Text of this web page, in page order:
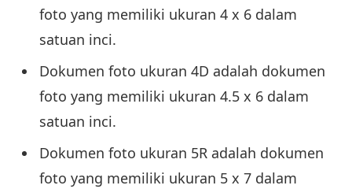
foto yang memiliki ukuran 4 x 6 dalam
satuan inci.
Dokumen foto ukuran 4D adalah dokumen
foto yang memiliki ukuran 4.5 x 6 dalam
satuan inci.
Dokumen foto ukuran 5R adalah dokumen
foto yang memiliki ukuran 5 x 7 dalam